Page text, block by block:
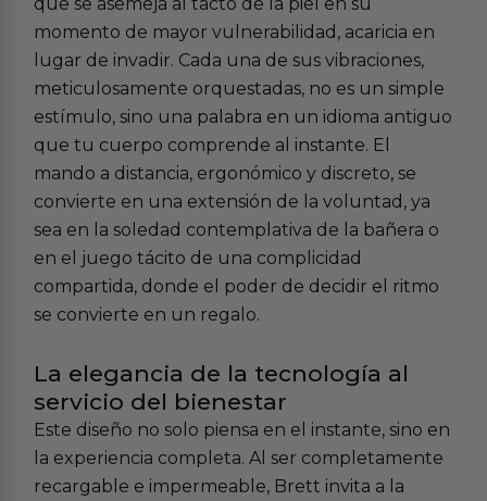
momento de mayor vulnerabilidad, acaricia en
lugar de invadir. Cada una de sus vibraciones,
meticulosamente orquestadas, no es un simple
estímulo, sino una palabra en un idioma antiguo
que tu cuerpo comprende al instante. El
mando a distancia, ergonómico y discreto, se
convierte en una extensión de la voluntad, ya
sea en la soledad contemplativa de la bañera o
en el juego tácito de una complicidad
compartida, donde el poder de decidir el ritmo
se convierte en un regalo.
La elegancia de la tecnología al
servicio del bienestar
Este diseño no solo piensa en el instante, sino en
la experiencia completa. Al ser completamente
recargable e impermeable, Brett invita a la